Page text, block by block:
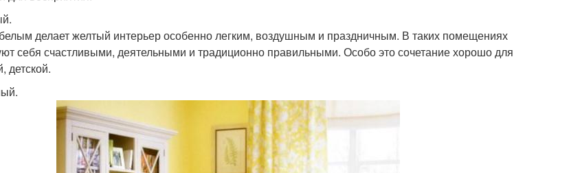
делает желтый интерьер особенно легким, воздушным и праздничным. В таких помещениях
себя счастливыми, деятельными и традиционно правильными. Особо это сочетание хорошо для
детской.